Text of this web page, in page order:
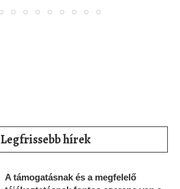
Legfrissebb hírek
A támogatásnak és a megfelelő